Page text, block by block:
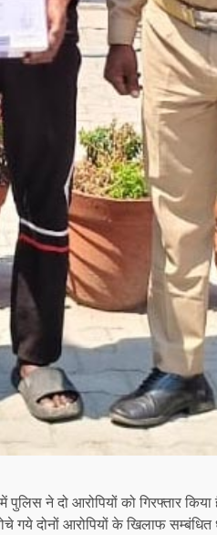
पुलिस ने दो आरोपियों को गिरफ्तार
गये दोनों आरोपियों के खिलाफ